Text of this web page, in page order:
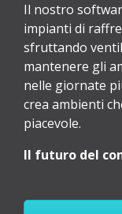
Il nostro
impianti di
sfruttando
mantenere gli
nelle giornate
crea ambienti
piacevole.
Il futuro del